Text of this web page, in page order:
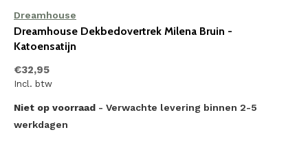
Dreamhouse
Dreamhouse Dekbedovertrek Milena Bruin -
Katoensatijn
€32,95
Incl. btw
Niet op voorraad - Verwachte levering binnen 2-5
werkdagen